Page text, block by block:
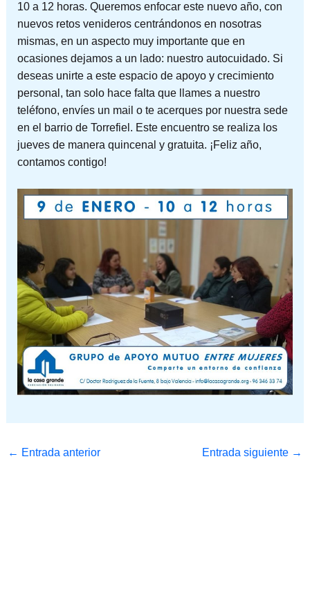
10 a 12 horas. Queremos enfocar este nuevo año, con
nuevos retos venideros centrándonos en nosotras
mismas, en un aspecto muy importante que en
ocasiones dejamos a un lado: nuestro autocuidado. Si
deseas unirte a este espacio de apoyo y crecimiento
personal, tan solo hace falta que llames a nuestro
teléfono, envíes un mail o te acerques por nuestra sede
en el barrio de Torrefiel. Este encuentro se realiza los
jueves de manera quincenal y gratuita. ¡Feliz año,
contamos contigo!
← Entrada anterior Entrada siguiente →